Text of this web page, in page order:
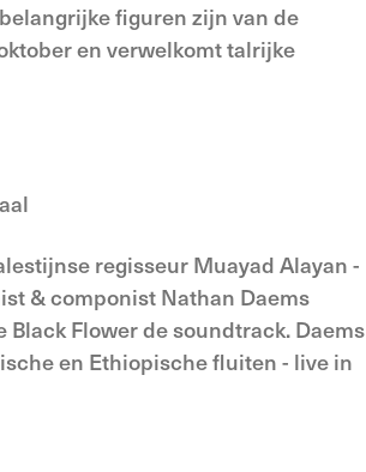
figuren zijn van de
en verwelkomt talrijke
regisseur Muayad Alayan -
& componist Nathan Daems
Flower de soundtrack. Daems
en Ethiopische fluiten - live in